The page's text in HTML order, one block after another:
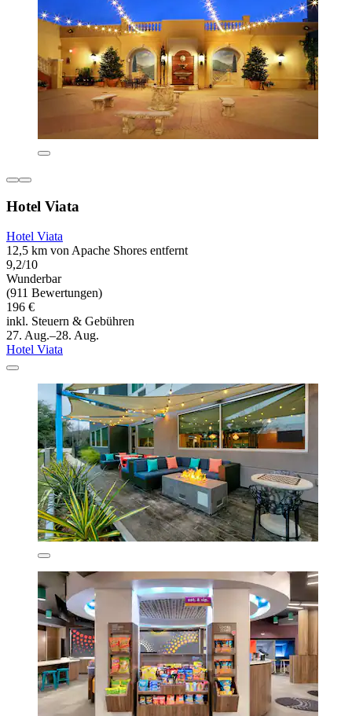
Hotel Viata
Hotel Viata
12,5 km von Apache Shores entfernt
9,2/10
Wunderbar
(911 Bewertungen)
196 €
inkl. Steuern & Gebühren
27. Aug.–28. Aug.
Hotel Viata